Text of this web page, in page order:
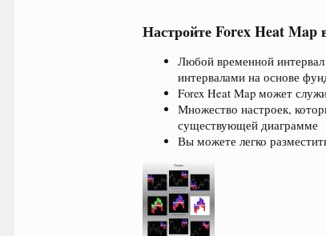
Настройте Forex Heat Map
Любой временной
интервалами на основе
Forex Heat Map может
Множество настроек,
существующей диаграмме
Вы можете легко